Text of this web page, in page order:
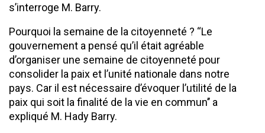
s’interroge M. Barry.
Pourquoi la semaine de la citoyenneté ? ‘‘Le
gouvernement a pensé qu’il était agréable
d’organiser une semaine de citoyenneté pour
consolider la paix et l’unité nationale dans notre
pays. Car il est nécessaire d’évoquer l’utilité de la
paix qui soit la finalité de la vie en commun’’ a
expliqué M. Hady Barry.